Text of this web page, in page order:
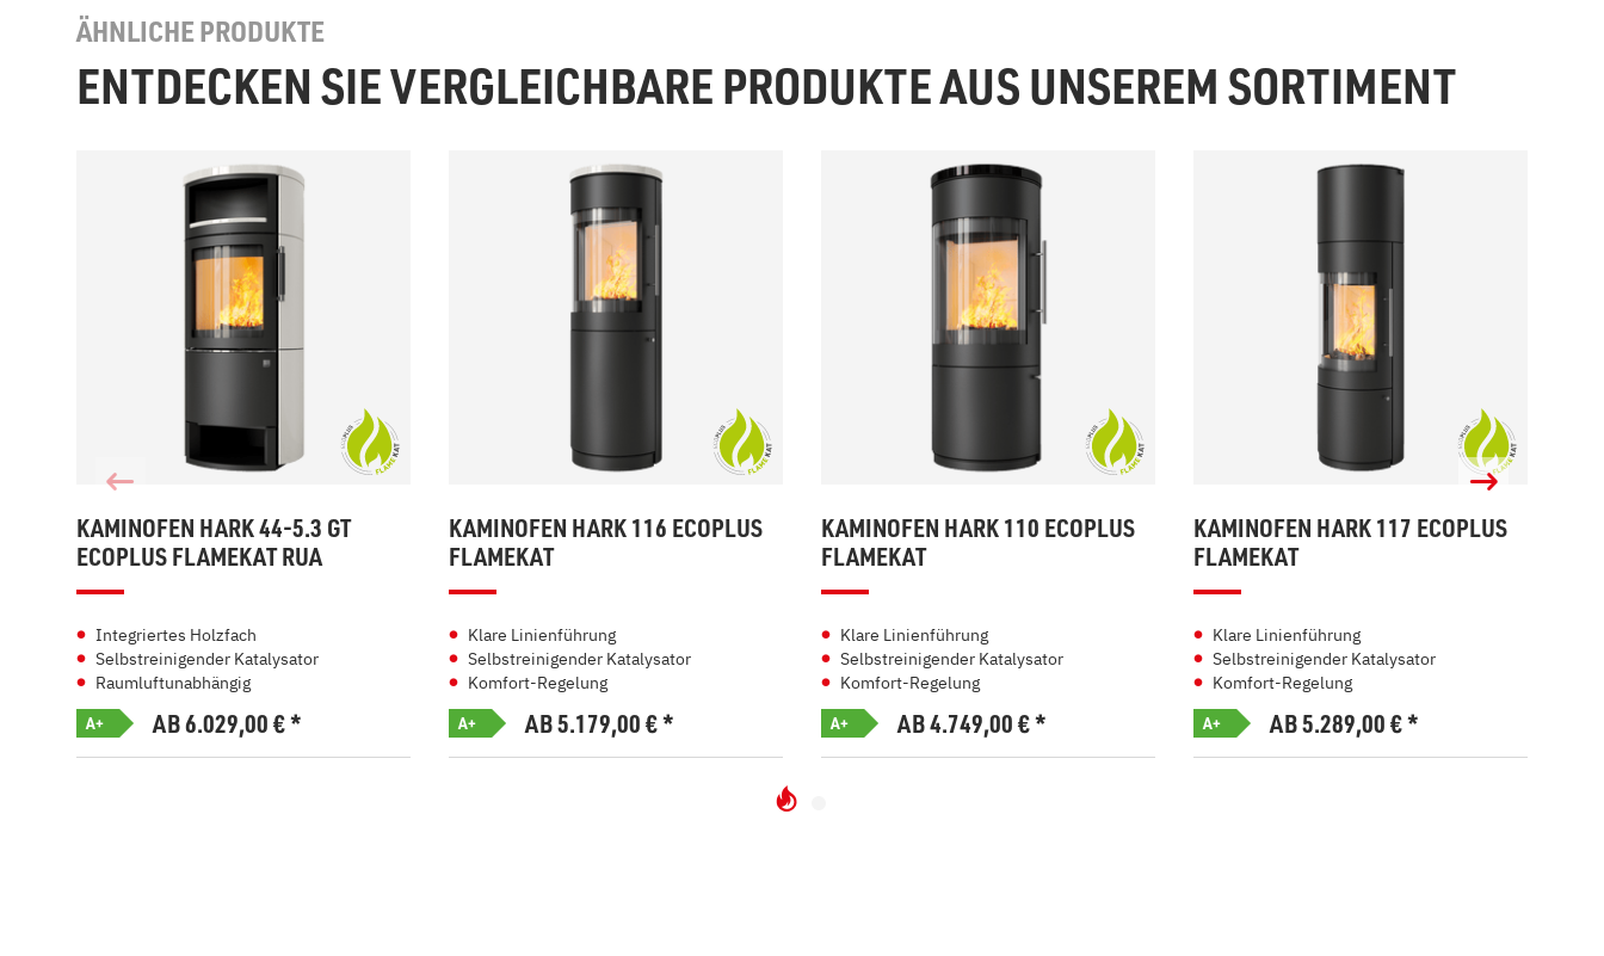
ÄHNLICHE PRODUKTE
ENTDECKEN SIE VERGLEICHBARE PRODUKTE AUS UNSEREM SORTIMENT
KAMINOFEN HARK 44-5.3 GT
ECOPLUS FLAMEKAT RUA
Integriertes Holzfach
Selbstreinigender Katalysator
Raumluftunabhängig
A+ AB 6.029,00€*
KAMINOFEN HARK 116 ECOPLUS
FLAMEKAT
Klare Linienführung
Selbstreinigender Katalysator
Komfort-Regelung
A+ AB 5.179,00€*
KAMINOFEN HARK 110 ECOPLUS
FLAMEKAT
Klare Linienführung
Selbstreinigender Katalysator
Komfort-Regelung
A+ AB 4.749,00€*
KAMINOFEN HARK 117 ECOPLUS
FLAMEKAT
Klare Linienführung
Selbstreinigender Katalysator
Komfort-Regelung
A+ AB 5.289,00€*